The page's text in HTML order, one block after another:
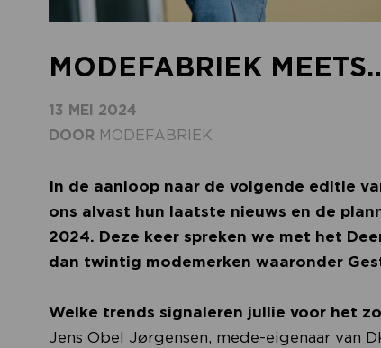
MODEFABRIEK
13 MEI 2024
DOOR MODEFABRIEK
In de aanloop naar de volgende editie
ons alvast hun laatste nieuws en de
2024. Deze keer spreken we met het
dan twintig modemerken waaronder
Welke trends signaleren jullie voor het
Jens Obel Jørgensen, mede-eigenaar van